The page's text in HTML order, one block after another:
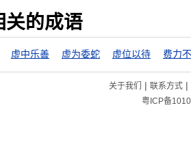
关的成语
虚中乐善 虚为委蛇 虚位以待
关于我们 | 联系方式|
粤ICP备